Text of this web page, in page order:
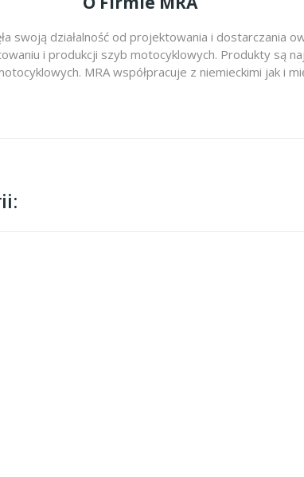
swoją działalność od projektowania i
i produkcji szyb motocyklowych. Produkty są
MRA współpracuje z niemieckimi jak i